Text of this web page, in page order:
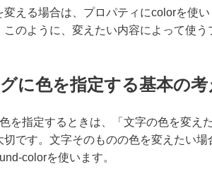
変える場合は、プロパティにcolorを使
このように、変えたい内容によって使う
に色を指定する基本の考
を指定するときは、「文字の色を変え
切です。文字そのものの色を変えたい
colorを使います。